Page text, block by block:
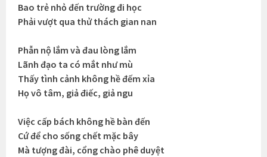
Bao trẻ nhỏ đến trường đi học
Phải vượt qua thử thách gian nan
Phẫn nộ lắm và đau lòng lắm
Lãnh đạo ta có mắt như mù
Thấy tình cảnh không hề đếm xỉa
Họ vô tâm, giả điếc, giả ngu
Việc cấp bách không hề bàn đến
Cứ để cho sống chết mặc bây
Mà tượng đài, cổng chào phê duyệt